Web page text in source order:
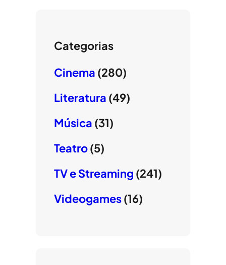
Categorias
Cinema (280)
Literatura (49)
Música (31)
Teatro(5)
TV e Streaming (241)
Videogames(16)